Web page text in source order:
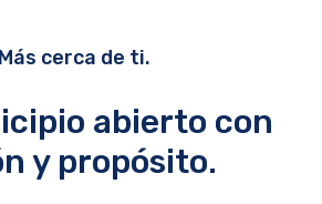
Más cerca de ti.
abierto con
y propósito.